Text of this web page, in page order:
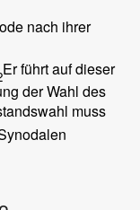
nach ihrer
Er führt auf dieser
der Wahl des
muss